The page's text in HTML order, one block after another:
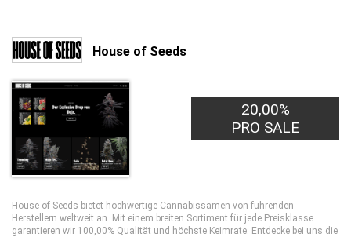
House of Seeds
20,00%
PRO SALE
House of Seeds bietet hochwertige Cannabissamen von führenden
Herstellern weltweit an. Mit einem breiten Sortiment für jede Preisklasse
garantieren wir 100,00% Qualität und höchste Keimrate. Entdecke bei uns die